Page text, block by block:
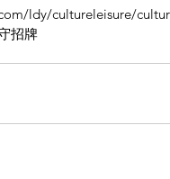
ldy/cultureleisure/
招牌